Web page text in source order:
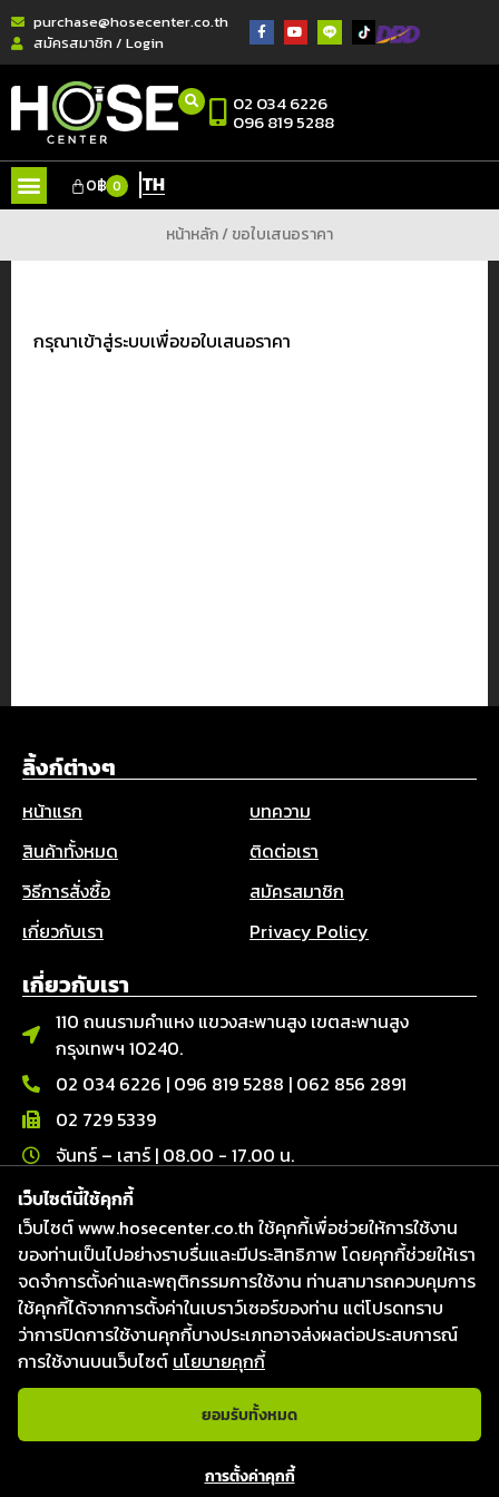
purchase@hosecenter.co.th
สมัครสมาชิก / Login
02 034 6226
096 819 5288
0฿ 0 TH
หน้าหลัก/ ขอใบเสนอราคา
กรุณาเข้าสู่ระบบเพื่อขอใบเสนอราคา
ลิ้งก์ต่างๆ
หน้าแรก
บทความ
สินค้าทั้งหมด
ติดต่อเรา
วิธีการสั่งซื้อ
สมัครสมาชิก
เกี่ยวกับเรา
Privacy Policy
เกี่ยวกับเรา
110 ถนนรามคำแหง แขวงสะพานสูง เขตสะพานสูง
กรุงเทพฯ 10240.
02 034 6226 | 096 819 5288 | 062 856 2891
02 729 5339
จันทร์ – เสาร์ | 08.00 - 17.00 น.
ติดต่อเรา
Line : @hosecenter
Hose Center ศูนย์รวมท่อ สายยาง และข้อต่อ
Hose Center ศูนย์รวมท่อ สายยาง และข้อต่อ
Hosecenter
บริษัท โฮสเซ็นเตอร์ จำกัด
designed & Developed by Fresh Digital.
แชทกับเจ้าหน้าที่
เว็บไซต์นี้ใช้คุกกี้
เว็บไซต์ www.hosecenter.co.th ใช้คุกกี้เพื่อช่วยให้การใช้งาน
ของท่านเป็นไปอย่างราบรื่นและมีประสิทธิภาพ โดยคุกกี้ช่วยให้เรา
จดจำการตั้งค่าและพฤติกรรมการใช้งาน ท่านสามารถควบคุมการ
ใช้คุกกี้ได้จากการตั้งค่าในเบราว์เซอร์ของท่าน แต่โปรดทราบ
ว่าการปิดการใช้งานคุกกี้บางประเภทอาจส่งผลต่อประสบการณ์
การใช้งานบนเว็บไซต์ นโยบายคุกกี้
ยอมรับทั้งหมด
การตั้งค่าคุกกี้